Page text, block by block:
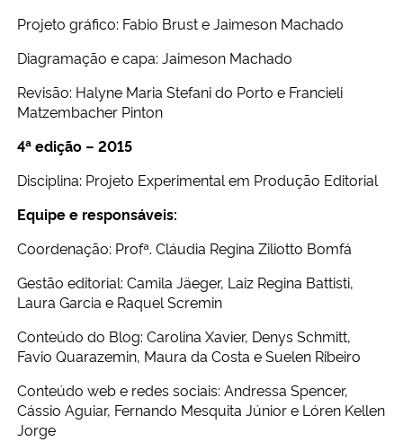
Projeto gráfico: Fabio Brust e Jaimeson Machado
Diagramação e capa: Jaimeson Machado
Revisão: Halyne Maria Stefani do Porto e Francieli
Matzembacher Pinton
4ª edição – 2015
Disciplina: Projeto Experimental em Produção Editorial
Equipe e responsáveis:
Coordenação: Profª. Cláudia Regina Ziliotto Bomfá
Gestão editorial: Camila Jäeger, Laiz Regina Battisti,
Laura Garcia e Raquel Scremin
Conteúdo do Blog: Carolina Xavier, Denys Schmitt,
Favio Quarazemin, Maura da Costa e Suelen Ribeiro
Conteúdo web e redes sociais: Andressa Spencer,
Cássio Aguiar, Fernando Mesquita Júnior e Lóren Kellen
Jorge